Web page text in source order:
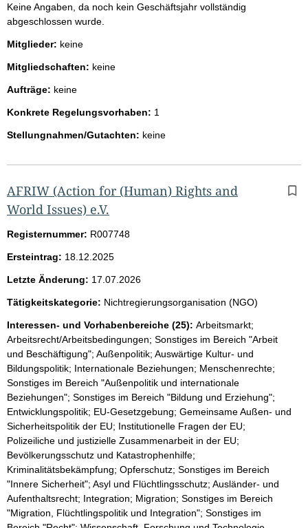
Keine Angaben, da noch kein Geschäftsjahr vollständig
abgeschlossen wurde.
Mitglieder: keine
Mitgliedschaften: keine
Aufträge: keine
Konkrete Regelungsvorhaben: 1
Stellungnahmen/Gutachten: keine
AFRIW (Action for (Human) Rights and
World Issues) e.V.
Registernummer: R007748
Ersteintrag: 18.12.2025
Letzte Änderung: 17.07.2026
Tätigkeitskategorie: Nichtregierungsorganisation (NGO)
Interessen- und Vorhabenbereiche (25): Arbeitsmarkt;
Arbeitsrecht/Arbeitsbedingungen; Sonstiges im Bereich "Arbeit
und Beschäftigung"; Außenpolitik; Auswärtige Kultur- und
Bildungspolitik; Internationale Beziehungen; Menschenrechte;
Sonstiges im Bereich "Außenpolitik und internationale
Beziehungen"; Sonstiges im Bereich "Bildung und Erziehung";
Entwicklungspolitik; EU-Gesetzgebung; Gemeinsame Außen- und
Sicherheitspolitik der EU; Institutionelle Fragen der EU;
Polizeiliche und justizielle Zusammenarbeit in der EU;
Bevölkerungsschutz und Katastrophenhilfe;
Kriminalitätsbekämpfung; Opferschutz; Sonstiges im Bereich
"Innere Sicherheit"; Asyl und Flüchtlingsschutz; Ausländer- und
Aufenthaltsrecht; Integration; Migration; Sonstiges im Bereich
"Migration, Flüchtlingspolitik und Integration"; Sonstiges im